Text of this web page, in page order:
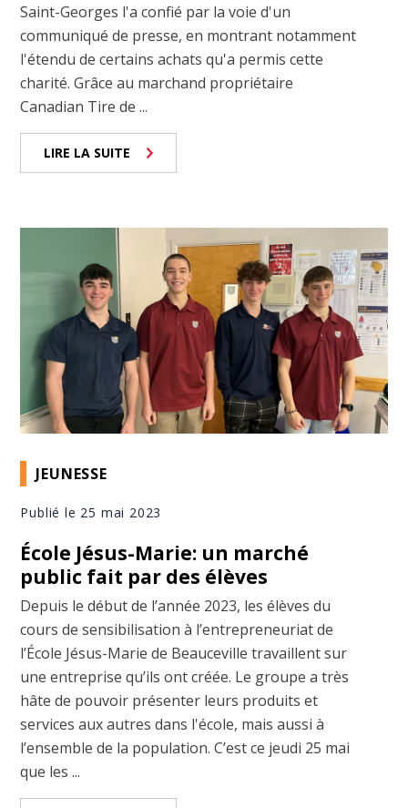
Saint-Georges l'a confié par la voie d'un
communiqué de presse, en montrant notamment
l'étendu de certains achats qu'a permis cette
charité. Grâce au marchand propriétaire
Canadian Tire de ...
LIRE LA SUITE
JEUNESSE
Publié le 25 mai 2023
École Jésus-Marie: un marché
public fait par des élèves
Depuis le début de l’année 2023, les élèves du
cours de sensibilisation à l’entrepreneuriat de
l’École Jésus-Marie de Beauceville travaillent sur
une entreprise qu’ils ont créée. Le groupe a très
hâte de pouvoir présenter leurs produits et
services aux autres dans l'école, mais aussi à
l’ensemble de la population. C’est ce jeudi 25 mai
que les ...